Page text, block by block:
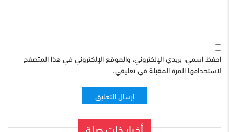
احفظ اسمي، بريدي الإلكتروني، والموقع الإلكتروني في هذا المتصفح
لاستخدامها المرة المقبلة في تعليقي.
أخبار ذات صلة